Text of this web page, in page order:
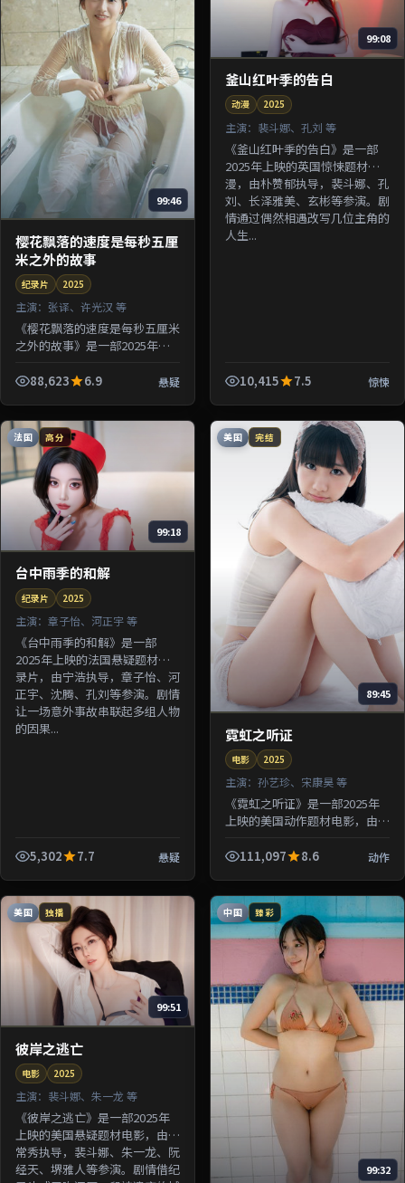
99:46
樱花飘落的速度是每秒五厘
米之外的故事
纪录片 2025
主演： 张译、许光汉 等
《樱花飘落的速度是每秒五厘米
之外的故事》是一部2025年上
由杜琪峰执导，张译、许光汉、
88,623 6.9 悬疑
99:08
釜山红叶季的告白
动漫 2025
主演： 裴斗娜、孔刘 等
《釜山红叶季的告白》是一部
2025年上映的英国惊悚题材动
漫，由朴赞郁执导，裴斗娜、孔
刘、长泽雅美、玄彬等参演。剧
情通过偶然相遇改写几位主角的
人生...
10,415 7.5 惊悚
法国 高分
99:18
台中雨季的和解
纪录片 2025
主演： 章子怡、河正宇 等
《台中雨季的和解》是一部
2025年上映的法国悬疑题材纪
录片，由宁浩执导，章子怡、河
正宇、沈腾、孔刘等参演。剧情
让一场意外事故串联起多组人物
的因果...
5,302 7.7 悬疑
美国 完结
89:45
霓虹之听证
电影 2025
主演： 孙艺珍、宋康昊 等
《霓虹之听证》是一部2025年
上映的美国动作题材电影，由钟
濑遥、沈腾等参演。剧情围绕一
111,097 8.6 动作
美国 独播
99:51
彼岸之逃亡
电影 2025
主演： 裴斗娜、朱一龙 等
《彼岸之逃亡》是一部2025年
上映的美国悬疑题材电影，由洪
常秀执导，裴斗娜、朱一龙、阮
经天、堺雅人等参演。剧情借纪
中国 臻彩
99:32